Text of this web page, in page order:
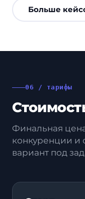
Больше
06 / тарифы
Финальная
конкуренции и
вариант под